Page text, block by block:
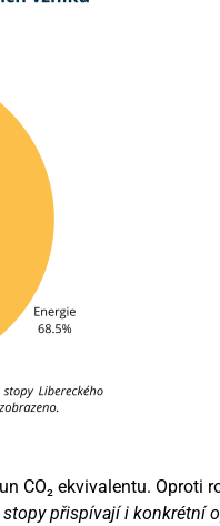
CO₂ ekvivalentu. Oproti
přispívají i konkrétní